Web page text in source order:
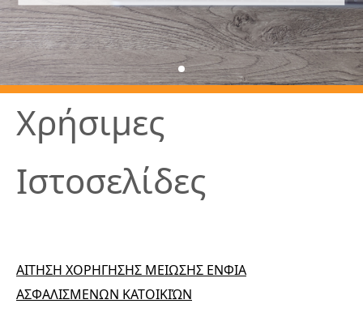
Χρήσιμες
Ιστοσελίδες
ΑΙΤΗΣΗ ΧΟΡΗΓΗΣΗΣ ΜΕΙΩΣΗΣ ΕΝΦΙΑ
ΑΣΦΑΛΙΣΜΕΝΩΝ ΚΑΤΟΙΚΙΏΝ